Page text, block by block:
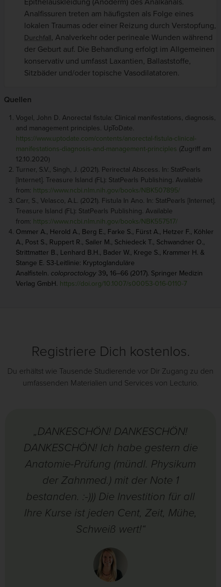
Epithelauskleidung (Anoderm) des Analkanals.
Analfissuren treten am häufigsten als Folge eines
lokalen Traumas oder einer Reizung durch Verstopfung,
Durchfall, Analverkehr oder perineale Wunden während
der Geburt auf. Die Behandlung erfolgt im Allgemeinen
konservativ und umfasst Laxantien, Ballaststoffe,
Sitzbäder und/oder topische Vasodilatatoren.
Quellen
Vogel, John D. Anorectal fistula: Clinical manifestations, diagnosis,
and management principles. UpToDate.
https://www.uptodate.com/contents/anorectal-fistula-clinical-
manifestations-diagnosis-and-management-principles (Zugriff am
12.10.2020)
Turner, S.V., Singh, J. (2021). Perirectal Abscess. In: StatPearls
[Internet]. Treasure Island (FL): StatPearls Publishing. Available
from: https://www.ncbi.nlm.nih.gov/books/NBK507895/
Carr, S., Velasco, A.L. (2021). Fistula In Ano. In: StatPearls [Internet].
Treasure Island (FL): StatPearls Publishing. Available
from: https://www.ncbi.nlm.nih.gov/books/NBK557517/
Ommer A., Herold A., Berg E., Farke S., Fürst A., Hetzer F., Köhler
A., Post S., Ruppert R., Sailer M., Schiedeck T., Schwandner O.,
Strittmatter B., Lenhard B.H., Bader W., Krege S., Krammer H. &
Stange E. S3-Leitlinie: Kryptoglanduläre
Analfisteln. coloproctology 39, 16–66 (2017). Springer Medizin
Verlag GmbH. https://doi.org/10.1007/s00053-016-0110-7
Registriere Dich kostenlos.
Du erhältst wie Tausende Studierende vor Dir Zugang zu den
umfassenden Materialien und Services von Lecturio.
„DANKESCHÖN! DANKESCHÖN!
DANKESCHÖN! Ich habe gestern die
Anatomie-Prüfung (mündl. Physikum
der Zahnmed.) mit der Note 1
bestanden. :-))) Die Investition für all
Ihre Kurse ist jeden Cent, Zeit, Mühe,
Schweiß wert!“